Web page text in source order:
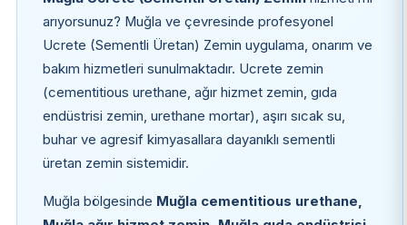
arıyorsunuz? Muğla ve çevresinde profesyonel
Ucrete (Sementli Üretan) Zemin uygulama, onarım ve
bakım hizmetleri sunulmaktadır. Ucrete zemin
(cementitious urethane, ağır hizmet zemin, gıda
endüstrisi zemin, urethane mortar), aşırı sıcak su,
buhar ve agresif kimyasallara dayanıklı sementli
üretan zemin sistemidir.
Muğla bölgesinde Muğla cementitious urethane,